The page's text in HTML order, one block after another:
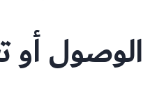
الوصول أو